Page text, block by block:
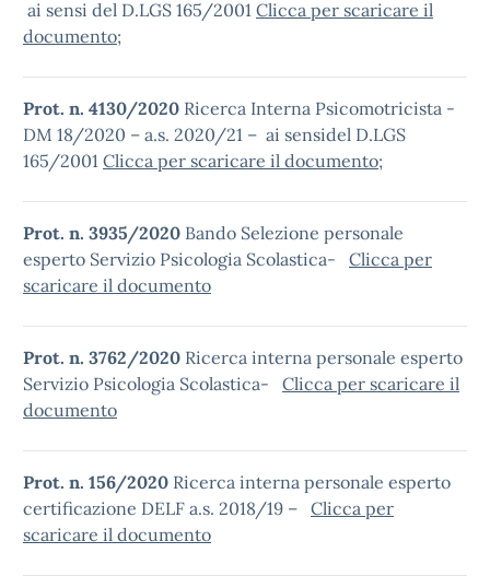
ai sensi del D.LGS 165/2001 Clicca per scaricare il
documento;
Prot. n. 4130/2020 Ricerca Interna Psicomotricista -
DM 18/2020 – a.s. 2020/21 – ai sensidel D.LGS
165/2001 Clicca per scaricare il documento;
Prot. n. 3935/2020 Bando Selezione personale
esperto Servizio Psicologia Scolastica- Clicca per
scaricare il documento
Prot. n. 3762/2020 Ricerca interna personale esperto
Servizio Psicologia Scolastica- Clicca per scaricare il
documento
Prot. n. 156/2020 Ricerca interna personale esperto
certificazione DELF a.s. 2018/19 – Clicca per
scaricare il documento